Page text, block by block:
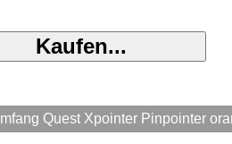
Quest Xpointer Pinpointer